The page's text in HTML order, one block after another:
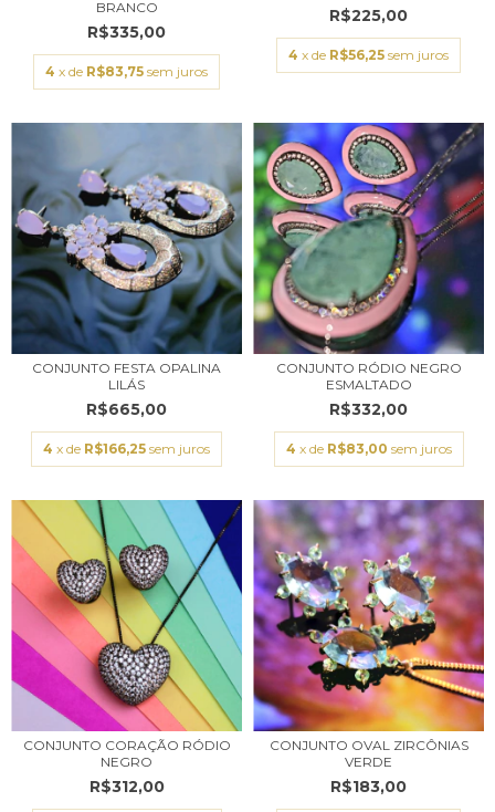
BRANCO
R$335,00
4 x de R$83,75 sem juros
R$225,00
4 x de R$56,25 sem juros
CONJUNTO FESTA OPALINA
LILÁS
R$665,00
4 x de R$166,25 sem juros
CONJUNTO RÓDIO NEGRO
ESMALTADO
R$332,00
4 x de R$83,00 sem juros
CONJUNTO CORAÇÃO RÓDIO
NEGRO
R$312,00
CONJUNTO OVAL ZIRCÔNIAS
VERDE
R$183,00